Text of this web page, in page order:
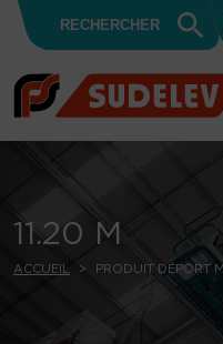
Skip to content
for:
11.20 M
ACCUEIL PRODUIT DÉPORT